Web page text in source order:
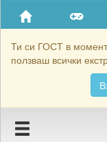
Ти си ГОСТ в
ползваш всички
Приятели
Хронология на
Подаръците на